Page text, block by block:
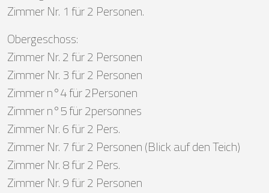
Zimmer Nr. 1 für 2 Personen.
Obergeschoss:
Zimmer Nr. 2 für 2 Personen
Zimmer Nr. 3 für 2 Personen
Zimmer n°4 für 2Personen
Zimmer n°5 für 2personnes
Zimmer Nr. 6 für 2 Pers.
Zimmer Nr. 7 für 2 Personen (Blick auf den Teich)
Zimmer Nr. 8 für 2 Pers.
Zimmer Nr. 9 für 2 Personen